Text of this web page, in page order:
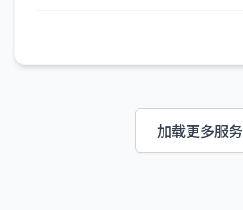
加载更多服务